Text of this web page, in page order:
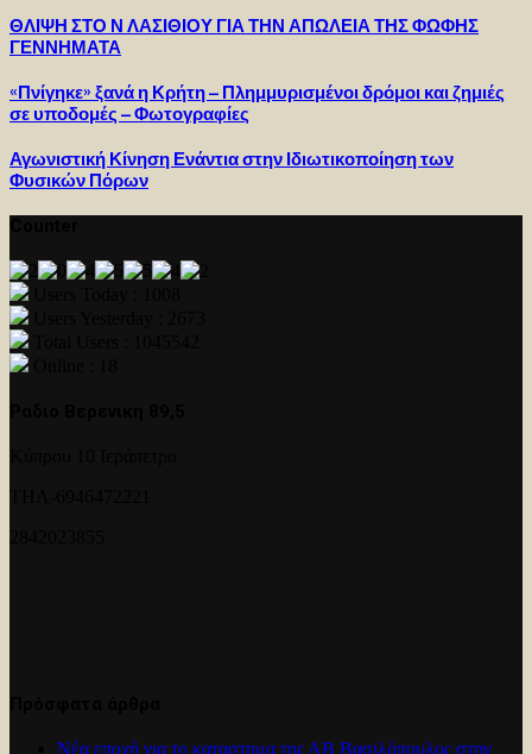
ΘΛΙΨΗ ΣΤΟ Ν ΛΑΣΙΘΙΟΥ ΓΙΑ ΤΗΝ ΑΠΩΛΕΙΑ ΤΗΣ ΦΩΦΗΣ
ΓΕΝΝΗΜΑΤΑ
«Πνίγηκε» ξανά η Κρήτη – Πλημμυρισμένοι δρόμοι και ζημιές
σε υποδομές – Φωτογραφίες
Αγωνιστική Κίνηση Ενάντια στην Ιδιωτικοποίηση των
Φυσικών Πόρων
Νέα εποχή για το καταστημα της ΑΒ Βασιλόπουλος στην